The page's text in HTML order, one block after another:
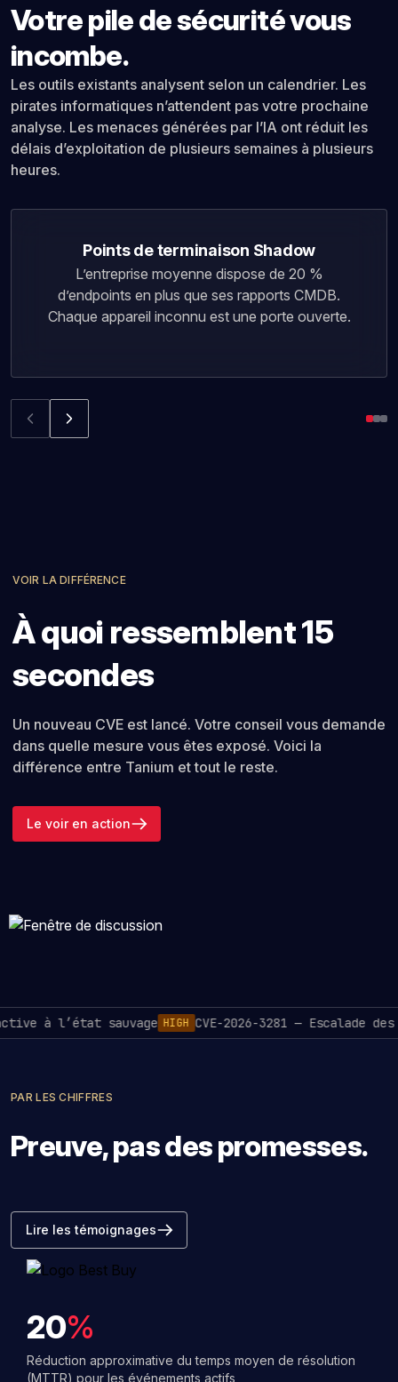
Votre pile de sécurité vous
incombe.
Les outils existants analysent selon un calendrier. Les
pirates informatiques n’attendent pas votre prochaine
analyse. Les menaces générées par l’IA ont réduit les
délais d’exploitation de plusieurs semaines à plusieurs
heures.
Points de terminaison Shadow
L’entreprise moyenne dispose de 20 %
d’endpoints en plus que ses rapports CMDB.
Chaque appareil inconnu est une porte ouverte.
VOIR LA DIFFÉRENCE
À quoi ressemblent 15
secondes
Un nouveau CVE est lancé. Votre conseil vous demande
dans quelle mesure vous êtes exposé. Voici la
différence entre Tanium et tout le reste.
Le voir en action
à l’état sauvage HIGH CVE-2026-3281 — Escalade des
PAR LES CHIFFRES
Preuve, pas des promesses.
Lire les témoignages
20%
Réduction approximative du temps moyen de résolution
(MTTR) pour les événements actifs